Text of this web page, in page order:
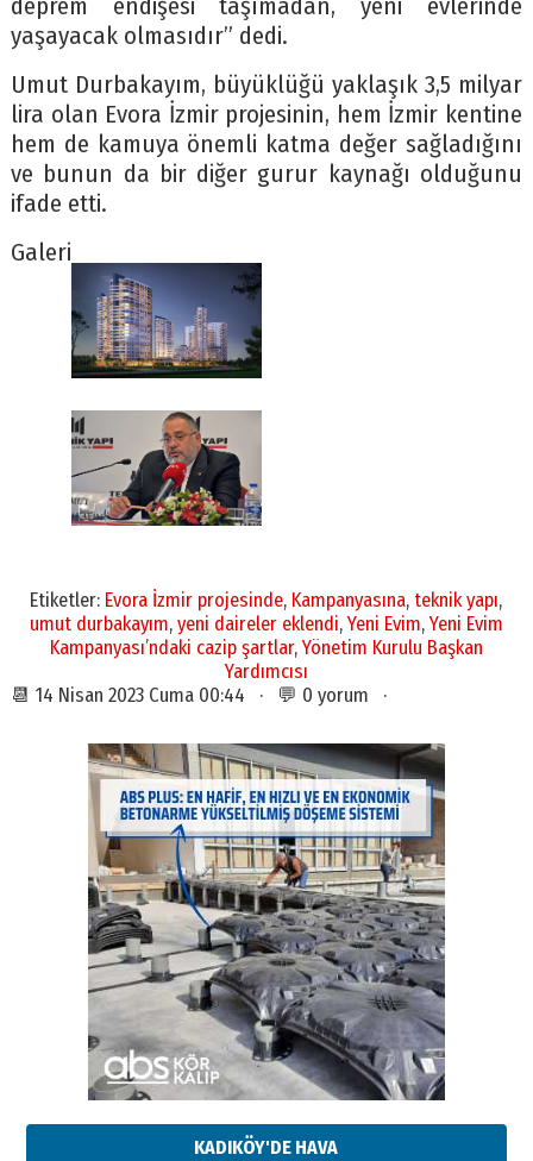
deprem endişesi taşımadan, yeni evlerinde
yaşayacak olmasıdır” dedi.
Umut Durbakayım, büyüklüğü yaklaşık 3,5 milyar
lira olan Evora İzmir projesinin, hem İzmir kentine
hem de kamuya önemli katma değer sağladığını
ve bunun da bir diğer gurur kaynağı olduğunu
ifade etti.
Galeri
Etiketler: Evora İzmir projesinde, Kampanyasına, teknik yapı,
umut durbakayım, yeni daireler eklendi,Yeni Evim,Yeni Evim
Kampanyası’ndaki cazip şartlar,Yönetim Kurulu Başkan
Yardımcısı
📆 14 Nisan 2023 Cuma 00:44 · 💬 0 yorum ·
KADIKÖY'DE HAVA